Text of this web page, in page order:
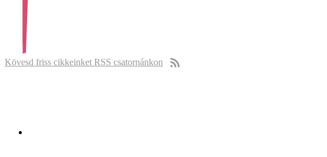
Kövesd friss cikkeinket RSS csatornánkon